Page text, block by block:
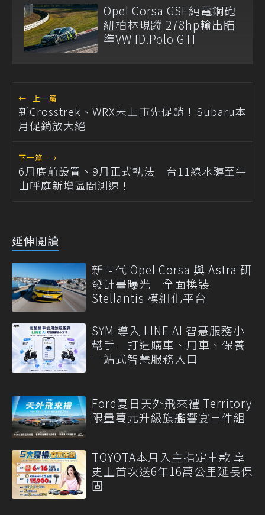
Opel Corsa GSE純電鋼砲
紐柏林現蹤 278hp輸出瞄
準VW ID.Polo GTI
← 上一篇
新Crosstrek、WRX未上市先促銷！Subaru本
月促銷放大絕
下一篇 →
6月底前設置、9月正式執法 台11線水璉至牛
山呼庭新增區間測速！
延伸閱讀
新世代 Opel Corsa 與 Astra 研
發計畫曝光 全面換裝
Stellantis 模組化平台
SYM 導入 LINE AI 智慧服務小
幫手 打造購車、用車、保養
一站式智慧服務入口
Ford夏日天外飛來禮 Territory
限量萬元升級旗艦響宴三件組
TOYOTA本月入主指定車款 享
史上首次送6年16萬公里延長保
固